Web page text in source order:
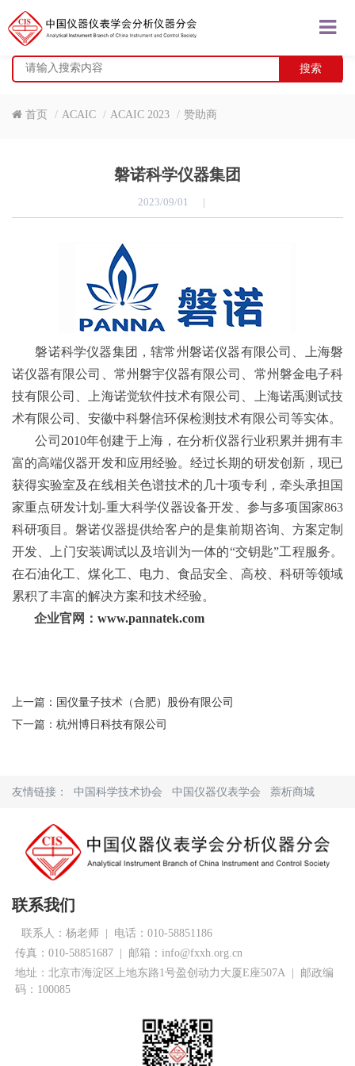
搜索
首页 ACAIC ACAIC 2023 赞助商
磐诺科学仪器集团
2023/09/01 |
磐诺科学仪器集团，辖常州磐诺仪器有限公司、上海磐
诺仪器有限公司、常州磐宇仪器有限公司、常州磐金电子科
技有限公司、上海诺觉软件技术有限公司、上海诺禹测试技
术有限公司、安徽中科磐信环保检测技术有限公司等实体。
公司2010年创建于上海，在分析仪器行业积累并拥有丰
富的高端仪器开发和应用经验。经过长期的研发创新，现已
获得实验室及在线相关色谱技术的几十项专利，牵头承担国
家重点研发计划-重大科学仪器设备开发、参与多项国家863
科研项目。磐诺仪器提供给客户的是集前期咨询、方案定制
开发、上门安装调试以及培训为一体的“交钥匙”工程服务。
在石油化工、煤化工、电力、食品安全、高校、科研等领域
累积了丰富的解决方案和技术经验。
企业官网： www.pannatek.com
上一篇：国仪量子技术（合肥）股份有限公司
下一篇：杭州博日科技有限公司
友情链接： 中国科学技术协会 中国仪器仪表学会 萘析商城
联系我们
联系人：杨老师
电话：010-58851186
传真：010-58851687 | 邮箱：info@fxxh.org.cn
地址：北京市海淀区上地东路1号盈创动力大厦E座507A | 邮政编
码：100085